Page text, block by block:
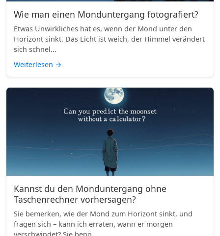
Wie man einen Monduntergang fotografiert?
Etwas Unwirkliches hat es, wenn der Mond unter den
Horizont sinkt. Das Licht ist weich, der Himmel verändert
sich schnel...
Weiterlesen →
Kannst du den Monduntergang ohne
Taschenrechner vorhersagen?
Sie bemerken, wie der Mond zum Horizont sinkt, und
fragen sich – kann ich erraten, wann er morgen